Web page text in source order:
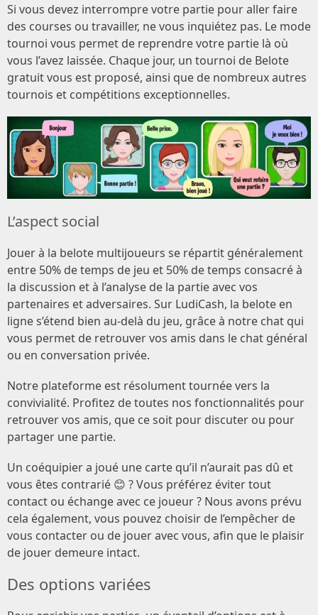
Si vous devez interrompre votre partie pour aller faire
des courses ou travailler, ne vous inquiétez pas. Le mode
tournoi vous permet de reprendre votre partie là où
vous l’avez laissée. Chaque jour, un tournoi de Belote
gratuit vous est proposé, ainsi que de nombreux autres
tournois et compétitions exceptionnelles.
L’aspect social
Jouer à la belote multijoueurs se répartit généralement
entre 50% de temps de jeu et 50% de temps consacré à
la discussion et à l’analyse de la partie avec vos
partenaires et adversaires. Sur LudiCash, la belote en
ligne s’étend bien au-delà du jeu, grâce à notre chat qui
vous permet de retrouver vos amis dans le chat général
ou en conversation privée.
Notre plateforme est résolument tournée vers la
convivialité. Profitez de toutes nos fonctionnalités pour
retrouver vos amis, que ce soit pour discuter ou pour
partager une partie.
Un coéquipier a joué une carte qu’il n’aurait pas dû et
vous êtes contrarié 😊 ? Vous préférez éviter tout
contact ou échange avec ce joueur ? Nous avons prévu
cela également, vous pouvez choisir de l’empêcher de
vous contacter ou de jouer avec vous, afin que le plaisir
de jouer demeure intact.
Des options variées